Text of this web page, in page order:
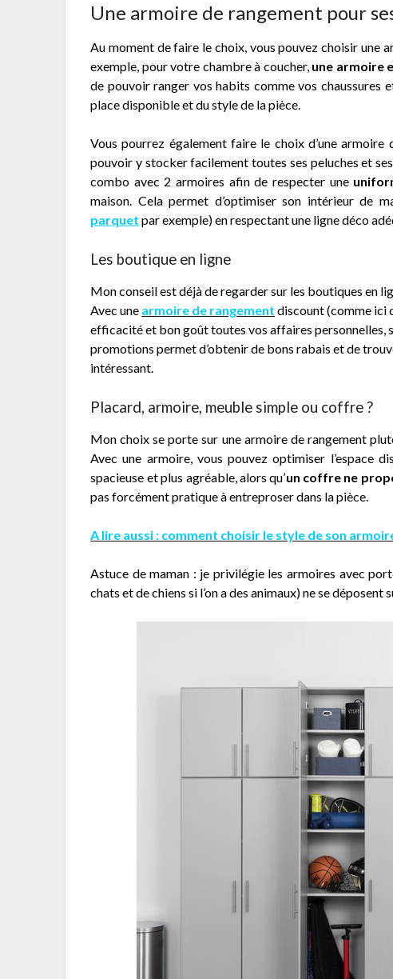
Une armoire de rangement pour
Au moment de faire le choix, vous pouvez choisir une
exemple, pour votre chambre à coucher, une armoire
de pouvoir ranger vos habits comme vos chaussures
place disponible et du style de la pièce.
Vous pourrez également faire le choix d’une
pouvoir y stocker facilement toutes ses peluches et
combo avec 2 armoires afin de respecter une
maison. Cela permet d’optimiser son intérieur de
parquet par exemple) en respectant une ligne déco
Les boutique en ligne
Mon conseil est déjà de regarder sur les boutiques en
Avec une armoire de rangement discount (comme ici
efficacité et bon goût toutes vos affaires personnelles,
promotions permet d’obtenir de bons rabais et de
intéressant.
Placard, armoire, meuble simple ou coffre ?
Mon choix se porte sur une armoire de rangement
Avec une armoire, vous pouvez optimiser l’espace
spacieuse et plus agréable, alors qu’un coffre ne
pas forcément pratique à entreproser dans la pièce.
A lire aussi : comment choisir le style de son
Astuce de maman : je privilégie les armoires avec
chats et de chiens si l’on a des animaux) ne se déposent